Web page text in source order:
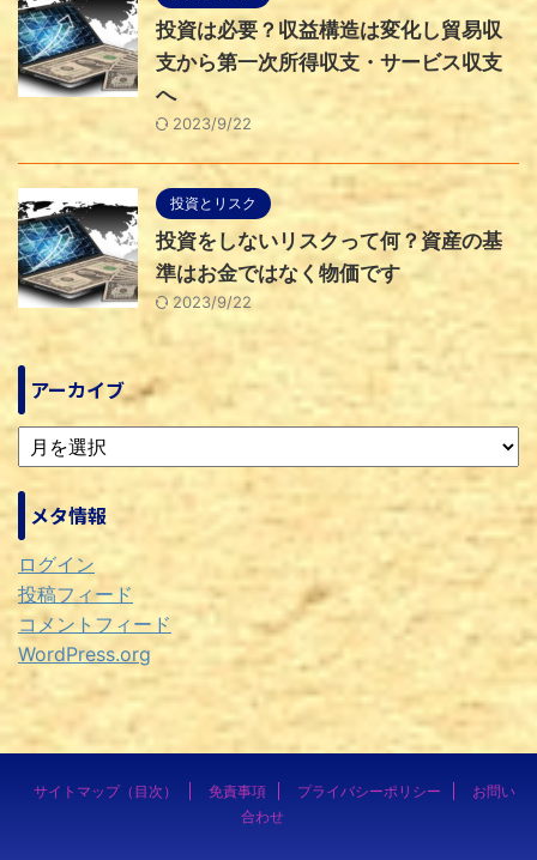
投資は必要？収益構造は変化し貿易収
支から第一次所得収支・サービス収支
へ
2023/9/22
投資とリスク
投資をしないリスクって何？資産の基
準はお金ではなく物価です
2023/9/22
アーカイブ
メタ情報
ログイン
投稿フィード
コメントフィード
WordPress.org
サイトマップ（目次） 免責事項 プライバシーポリシー
お問い
合わせ